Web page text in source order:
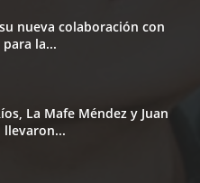
nueva colaboración con
la...
La Mafe Méndez y Juan
llevaron...